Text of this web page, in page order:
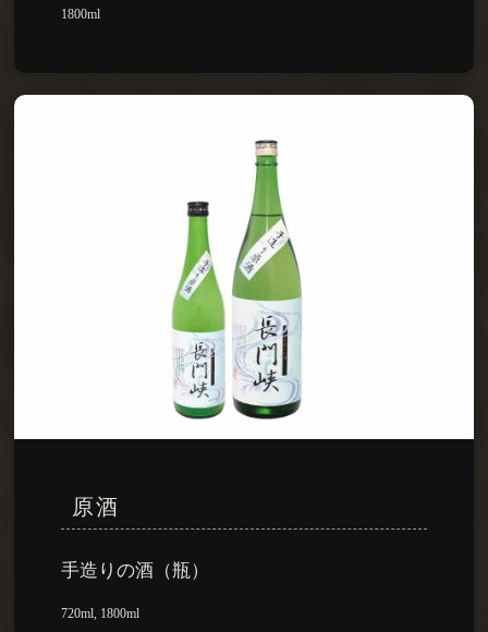
1800ml
原酒
手造りの酒（瓶）
720ml, 1800ml